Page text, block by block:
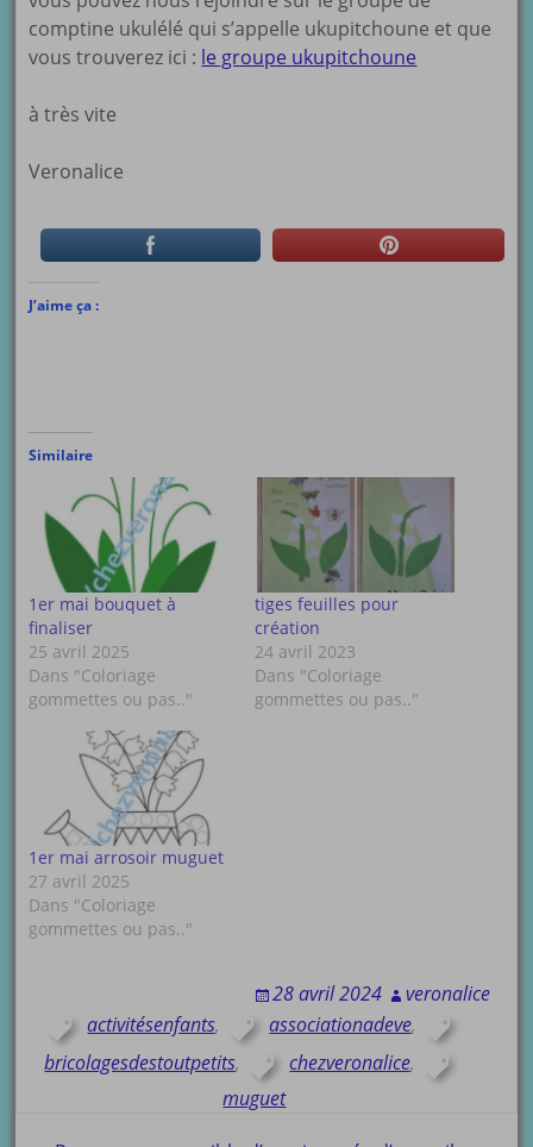
comptine ukulélé qui s’appelle ukupitchoune et que
vous trouverez ici : le groupe ukupitchoune
à très vite
Veronalice
J’aime ça :
Similaire
1er mai bouquet à
finaliser
25 avril 2025
Dans "Coloriage
gommettes ou pas.."
tiges feuilles pour
création
24 avril 2023
Dans "Coloriage
gommettes ou pas.."
1er mai arrosoir muguet
27 avril 2025
Dans "Coloriage
gommettes ou pas.."
28 avril 2024
veronalice
activitésenfants, associationadeve,
bricolagesdestoutpetits, chezveronalice,
muguet